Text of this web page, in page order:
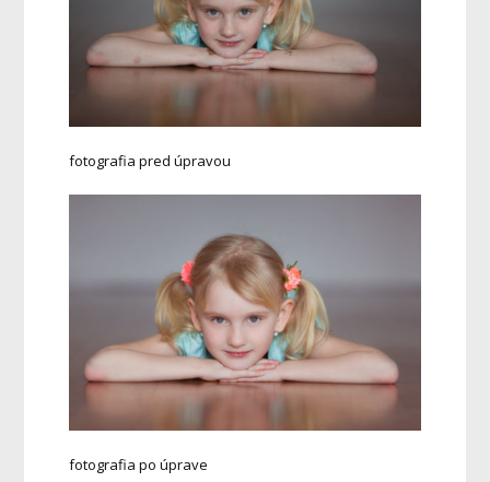
fotografia pred úpravou
fotografia po úprave